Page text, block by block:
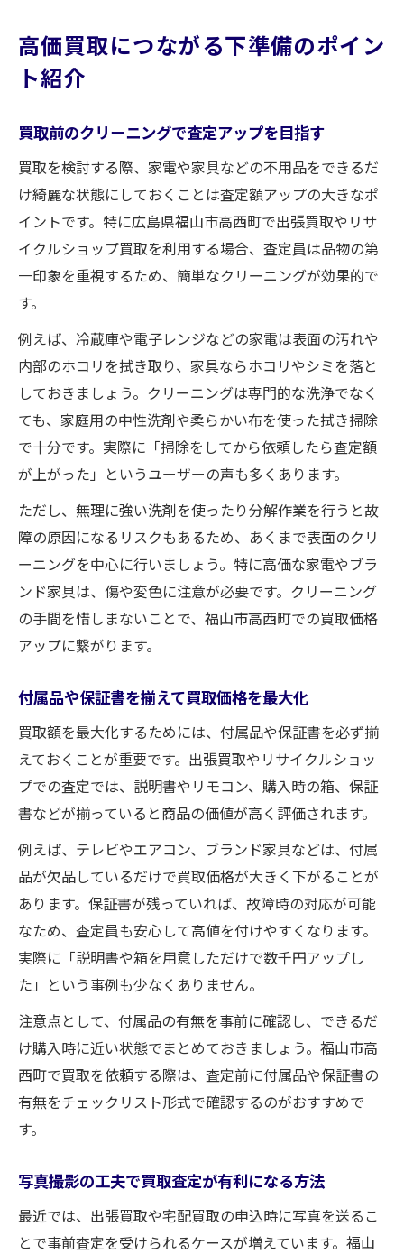
高価買取につながる下準備のポイン
ト紹介
買取前のクリーニングで査定アップを目指す
買取を検討する際、家電や家具などの不用品をできるだ
け綺麗な状態にしておくことは査定額アップの大きなポ
イントです。特に広島県福山市高西町で出張買取やリサ
イクルショップ買取を利用する場合、査定員は品物の第
一印象を重視するため、簡単なクリーニングが効果的で
す。
例えば、冷蔵庫や電子レンジなどの家電は表面の汚れや
内部のホコリを拭き取り、家具ならホコリやシミを落と
しておきましょう。クリーニングは専門的な洗浄でなく
ても、家庭用の中性洗剤や柔らかい布を使った拭き掃除
で十分です。実際に「掃除をしてから依頼したら査定額
が上がった」というユーザーの声も多くあります。
ただし、無理に強い洗剤を使ったり分解作業を行うと故
障の原因になるリスクもあるため、あくまで表面のクリ
ーニングを中心に行いましょう。特に高価な家電やブラ
ンド家具は、傷や変色に注意が必要です。クリーニング
の手間を惜しまないことで、福山市高西町での買取価格
アップに繋がります。
付属品や保証書を揃えて買取価格を最大化
買取額を最大化するためには、付属品や保証書を必ず揃
えておくことが重要です。出張買取やリサイクルショッ
プでの査定では、説明書やリモコン、購入時の箱、保証
書などが揃っていると商品の価値が高く評価されます。
例えば、テレビやエアコン、ブランド家具などは、付属
品が欠品しているだけで買取価格が大きく下がることが
あります。保証書が残っていれば、故障時の対応が可能
なため、査定員も安心して高値を付けやすくなります。
実際に「説明書や箱を用意しただけで数千円アップし
た」という事例も少なくありません。
注意点として、付属品の有無を事前に確認し、できるだ
け購入時に近い状態でまとめておきましょう。福山市高
西町で買取を依頼する際は、査定前に付属品や保証書の
有無をチェックリスト形式で確認するのがおすすめで
す。
写真撮影の工夫で買取査定が有利になる方法
最近では、出張買取や宅配買取の申込時に写真を送るこ
とで事前査定を受けられるケースが増えています。福山